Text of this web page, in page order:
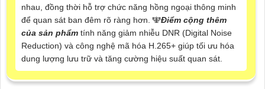
nhau, đồng thời hỗ trợ chức năng hồng ngoại thông minh
để quan sát ban đêm rõ ràng hơn. ️🕎Điểm cộng thêm
của sản phẩm tính năng giảm nhiễu DNR (Digital Noise
Reduction) và công nghệ mã hóa H.265+ giúp tối ưu hóa
dung lượng lưu trữ và tăng cường hiệu suất quan sát.